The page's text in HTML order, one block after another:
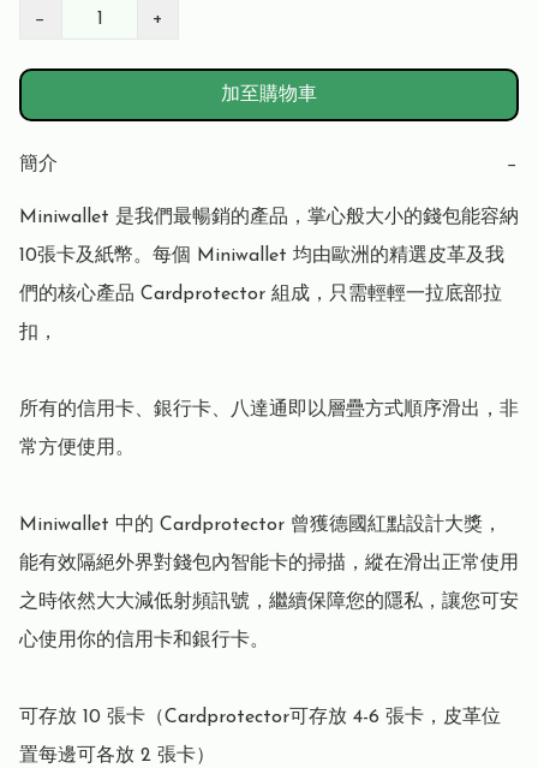
− +
加至購物車
簡介 −
Miniwallet 是我們最暢銷的產品，掌心般大小的錢包能容納
10張卡及紙幣。每個 Miniwallet 均由歐洲的精選皮革及我
們的核心產品 Cardprotector 組成，只需輕輕一拉底部拉
扣，
所有的信用卡、銀行卡、八達通即以層疊方式順序滑出，非
常方便使用。
Miniwallet 中的 Cardprotector 曾獲德國紅點設計大獎，
能有效隔絕外界對錢包內智能卡的掃描，縱在滑出正常使用
之時依然大大減低射頻訊號，繼續保障您的隱私，讓您可安
心使用你的信用卡和銀行卡。
可存放 10 張卡（Cardprotector可存放 4-6 張卡，皮革位
置每邊可各放 2 張卡）